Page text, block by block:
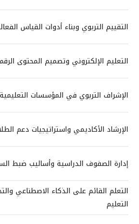
التقييم التربوي وبناء أدوات القياس
التعليم الإلكتروني وتصميم المحتوى
الإشراف التربوي في المؤسسات التعليمية
الإرشاد الأكاديمي واستراتيجيات دعم
إدارة الصفوف الدراسية وأساليب ضبط
التعلم القائم على الذكاء الاصطناعي
التعليم